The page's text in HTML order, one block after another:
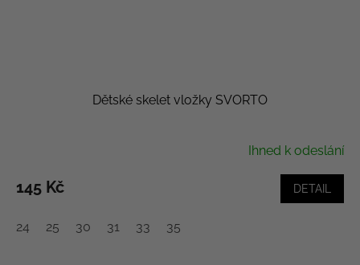
Dětské skelet vložky SVORTO
Ihned k odeslání
145 Kč DETAIL
24 25 30 31 33 35